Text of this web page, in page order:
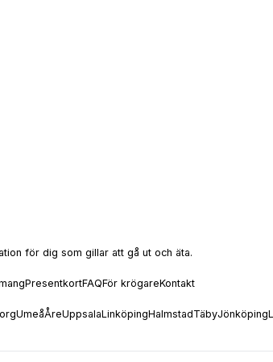
för dig som gillar att gå ut och äta.
PresentkortFAQFör krögareKontakt
UmeåÅreUppsalaLinköpingHalmstadTäbyJönköping